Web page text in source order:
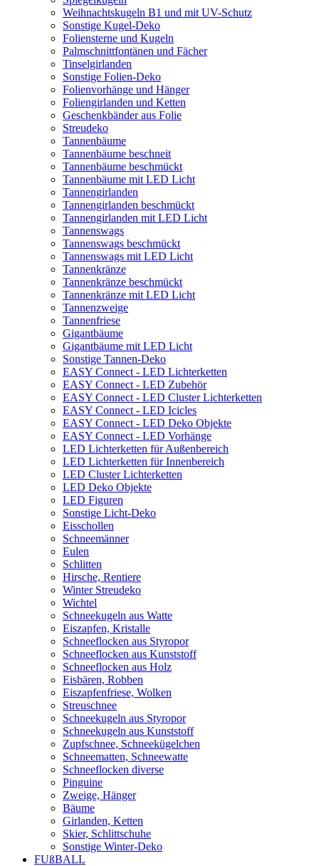
Weihnachtskugeln B1 und mit UV-Schutz
Sonstige Kugel-Deko
Foliensterne und Kugeln
Palmschnittfontänen und Fächer
Tinselgirlanden
Sonstige Folien-Deko
Folienvorhänge und Hänger
Foliengirlanden und Ketten
Geschenkbänder aus Folie
Streudeko
Tannenbäume
Tannenbäume beschneit
Tannenbäume beschmückt
Tannenbäume mit LED Licht
Tannengirlanden
Tannengirlanden beschmückt
Tannengirlanden mit LED Licht
Tannenswags
Tannenswags beschmückt
Tannenswags mit LED Licht
Tannenkränze
Tannenkränze beschmückt
Tannenkränze mit LED Licht
Tannenzweige
Tannenfriese
Gigantbäume
Gigantbäume mit LED Licht
Sonstige Tannen-Deko
EASY Connect - LED Lichterketten
EASY Connect - LED Zubehör
EASY Connect - LED Cluster Lichterketten
EASY Connect - LED Icicles
EASY Connect - LED Deko Objekte
EASY Connect - LED Vorhänge
LED Lichterketten für Außenbereich
LED Lichterketten für Innenbereich
LED Cluster Lichterketten
LED Deko Objekte
LED Figuren
Sonstige Licht-Deko
Eisschollen
Schneemänner
Eulen
Schlitten
Hirsche, Rentiere
Winter Streudeko
Wichtel
Schneekugeln aus Watte
Eiszapfen, Kristalle
Schneeflocken aus Styropor
Schneeflocken aus Kunststoff
Schneeflocken aus Holz
Eisbären, Robben
Eiszapfenfriese, Wolken
Streuschnee
Schneekugeln aus Styropor
Schneekugeln aus Kunststoff
Zupfschnee, Schneekügelchen
Schneematten, Schneewatte
Schneeflocken diverse
Pinguine
Zweige, Hänger
Bäume
Girlanden, Ketten
Skier, Schlittschuhe
Sonstige Winter-Deko
FUßBALL